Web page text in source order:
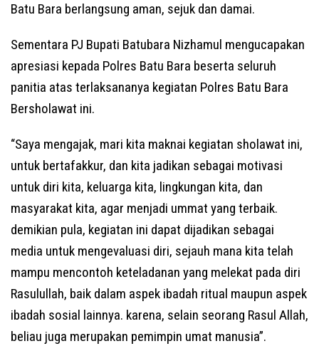
Batu Bara berlangsung aman, sejuk dan damai.
Sementara PJ Bupati Batubara Nizhamul mengucapakan
apresiasi kepada Polres Batu Bara beserta seluruh
panitia atas terlaksananya kegiatan Polres Batu Bara
Bersholawat ini.
“Saya mengajak, mari kita maknai kegiatan sholawat ini,
untuk bertafakkur, dan kita jadikan sebagai motivasi
untuk diri kita, keluarga kita, lingkungan kita, dan
masyarakat kita, agar menjadi ummat yang terbaik.
demikian pula, kegiatan ini dapat dijadikan sebagai
media untuk mengevaluasi diri, sejauh mana kita telah
mampu mencontoh keteladanan yang melekat pada diri
Rasulullah, baik dalam aspek ibadah ritual maupun aspek
ibadah sosial lainnya. karena, selain seorang Rasul Allah,
beliau juga merupakan pemimpin umat manusia”.